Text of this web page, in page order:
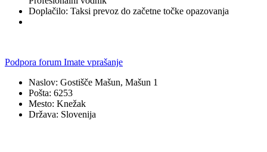
Doplačilo: Taksi prevoz do začetne točke opazovanja
Podpora forum Imate vprašanje
Naslov: Gostišče Mašun, Mašun 1
Pošta: 6253
Mesto: Knežak
Država: Slovenija